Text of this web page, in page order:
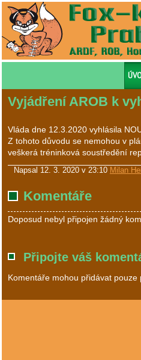
Vyjádření AROB k
Vláda dne 12.3.2020 vyhlásila
Z tohoto důvodu se nemohou v
veškerá tréninková
Napsal 12. 3. 2020 v 23:10 Milan
Komentáře
Doposud nebyl připojen žádný
Připojte váš
Komentáře mohou přidávat